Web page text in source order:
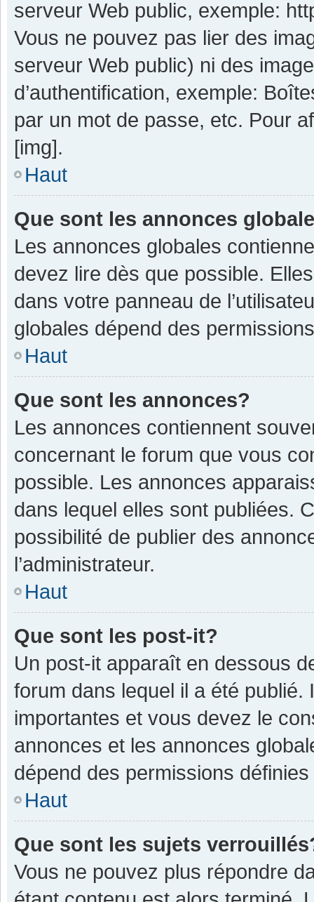
serveur Web public, exemple:
Vous ne pouvez pas lier des
serveur Web public) ni des
d’authentification, exemple:
par un mot de passe, etc. Pour
[img].
Haut
Que sont les annonces
Les annonces globales
devez lire dès que possible.
dans votre panneau de
globales dépend des
Haut
Que sont les annonces?
Les annonces contiennent
concernant le forum que vous
possible. Les annonces
dans lequel elles sont publiées.
possibilité de publier des
l’administrateur.
Haut
Que sont les post-it?
Un post-it apparaît en dessous
forum dans lequel il a été
importantes et vous devez le
annonces et les annonces
dépend des permissions définies
Haut
Que sont les sujets
Vous ne pouvez plus répondre